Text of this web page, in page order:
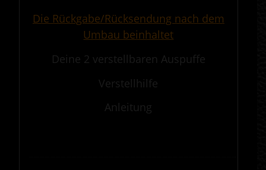
Die Rückgabe/Rücksendung nach dem
Umbau beinhaltet
Deine 2 verstellbaren Auspuffe
Verstellhilfe
Anleitung